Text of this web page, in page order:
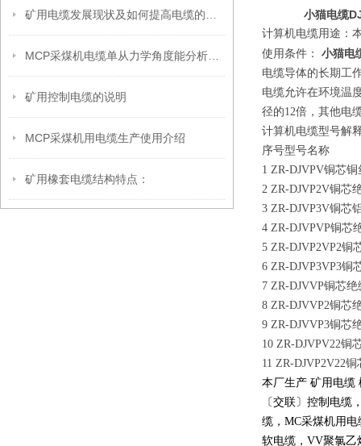
矿用控制电缆的说明
MCP采煤机用电缆生产使用介绍
矿用橡套电缆结构特点：
小猫电缆
计算机电缆用途：
使用条件： 小猫电
电缆导体的长期工
电缆允许在环境温
径的12倍，其他电
计算机电缆型号解
序号型号名称
1 ZR-DJVPV铜芯
2 ZR-DJVP2V铜芯
3 ZR-DJVP3V铜芯
4 ZR-DJVPVP铜芯
5 ZR-DJVP2VP2铜
6 ZR-DJVP3VP3铜
7 ZR-DJVVP铜芯
8 ZR-DJVVP2铜芯
9 ZR-DJVVP3铜芯
10 ZR-DJVPV22铜
11 ZR-DJVP2V22
本厂生产 矿用电缆
〔交联〕控制电缆
缆， MC采煤机用电
软电缆， VV聚氯乙